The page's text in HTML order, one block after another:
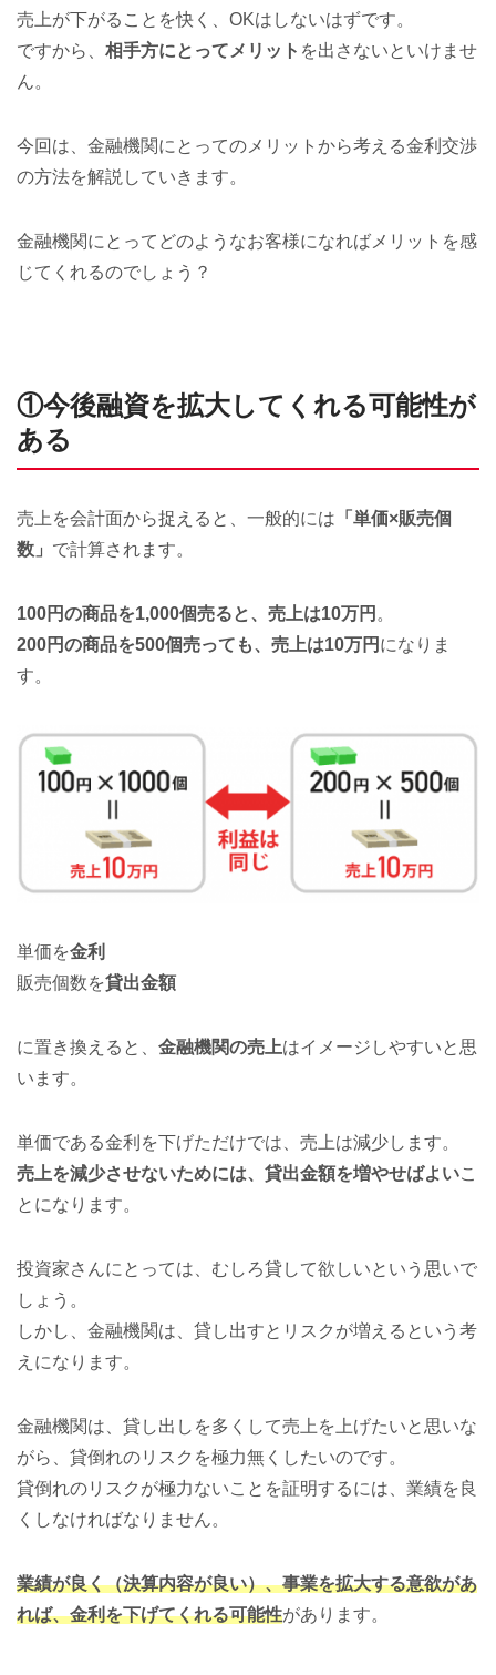
売上が下がることを快く、OKはしないはずです。
ですから、 相手方にとってメリット を出さないといけませ
ん。
今回は、金融機関にとってのメリットから考える金利交渉
の方法を解説していきます。
金融機関にとってどのようなお客様になればメリットを感
じてくれるのでしょう？
①今後融資を拡大してくれる可能性が
ある
売上を会計面から捉えると、一般的には 「単価×販売個
数」 で計算されます。
100円の商品を1,000個売ると、売上は10万円 。
200円の商品を500個売っても、売上は10万円 になりま
す。
単価を金利
販売個数を貸出金額
に置き換えると、 金融機関の売上はイメージしやすいと思
います。
単価である金利を下げただけでは、売上は減少します。
売上を減少させないためには、貸出金額を増やせばよいこ
とになります。
投資家さんにとっては、むしろ貸して欲しいという思いで
しょう。
しかし、金融機関は、貸し出すとリスクが増えるという考
えになります。
金融機関は、貸し出しを多くして売上を上げたいと思いな
がら、貸倒れのリスクを極力無くしたいのです。
貸倒れのリスクが極力ないことを証明するには、業績を良
くしなければなりません。
業績が良く（決算内容が良い）、事業を拡大する意欲があ
れば、金利を下げてくれる可能性があります。